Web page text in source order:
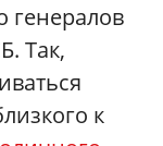
генералов
Так,
к